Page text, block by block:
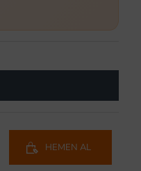
HEMEN AL